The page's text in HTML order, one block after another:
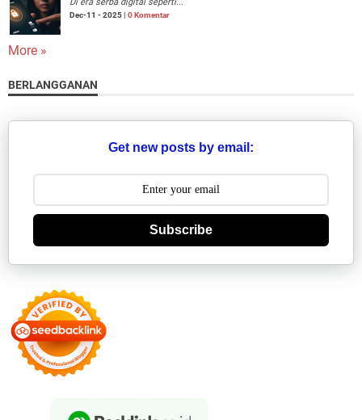
Dec-11 - 2025 | 0 Komentar
More »
BERLANGGANAN
Get new posts by email:
Subscribe